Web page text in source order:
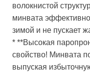
волокнистой
минвата
зимой и не пускает
* **Высокая
свойство! Минвата
выпуская